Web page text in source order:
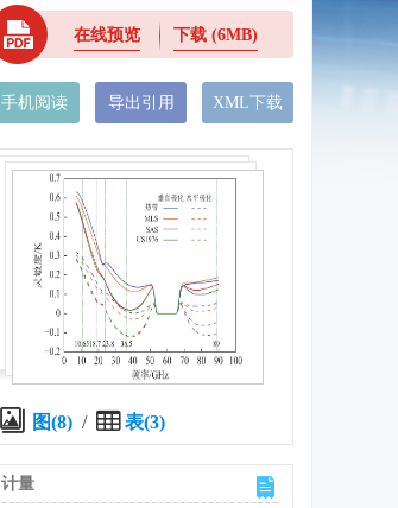
在线预览 下载(6MB)
手机阅读 导出引用 XML下载
图(8) / 表(3)
计量